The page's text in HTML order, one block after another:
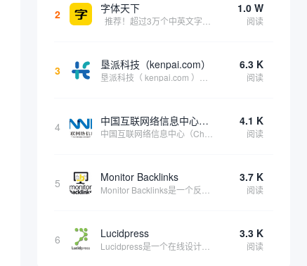
2 字体天下 1.0 W
阅读
3 垦派科技（kenpai.com） 6.3 K
阅读
4 中国互联网络信息中心（CNNIC） 4.1 K
阅读
5 Monitor Backlinks 3.7 K
阅读
6 Lucidpress 3.3 K
阅读